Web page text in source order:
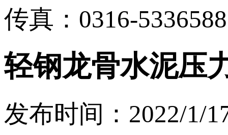
传真：0316-5336588
轻钢龙骨水泥压
发布时间：2022/1/